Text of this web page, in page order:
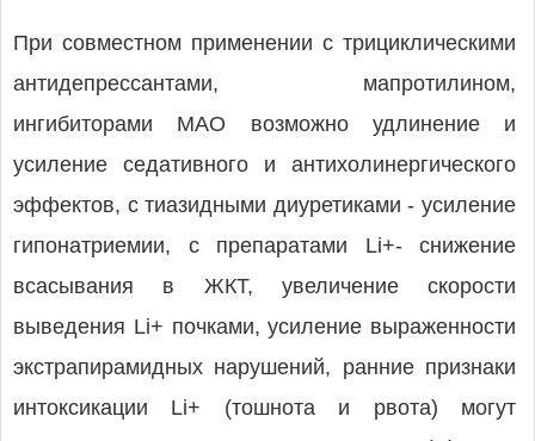
При совместном применении с трициклическими
антидепрессантами, мапротилином,
ингибиторами МАО возможно удлинение и
усиление седативного и антихолинергического
эффектов, с тиазидными диуретиками - усиление
гипонатриемии, с препаратами Li+- снижение
всасывания в ЖКТ, увеличение скорости
выведения Li+ почками, усиление выраженности
экстрапирамидных нарушений, ранние признаки
интоксикации Li+ (тошнота и рвота) могут